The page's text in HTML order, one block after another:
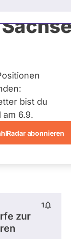
bist du
6.9.
abonnieren
1
zur